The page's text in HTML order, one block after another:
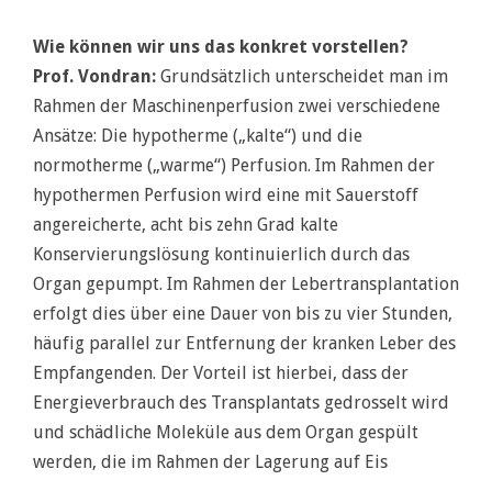
Wie können wir uns das konkret vorstellen?
Prof. Vondran: Grundsätzlich unterscheidet man im
Rahmen der Maschinenperfusion zwei verschiedene
Ansätze: Die hypotherme („kalte“) und die
normotherme („warme“) Perfusion. Im Rahmen der
hypothermen Perfusion wird eine mit Sauerstoff
angereicherte, acht bis zehn Grad kalte
Konservierungslösung kontinuierlich durch das
Organ gepumpt. Im Rahmen der Lebertransplantation
erfolgt dies über eine Dauer von bis zu vier Stunden,
häufig parallel zur Entfernung der kranken Leber des
Empfangenden. Der Vorteil ist hierbei, dass der
Energieverbrauch des Transplantats gedrosselt wird
und schädliche Moleküle aus dem Organ gespült
werden, die im Rahmen der Lagerung auf Eis